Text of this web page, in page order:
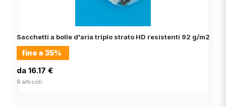
Sacchetti a bolle d'aria triplo strato HD resistenti 92 g/m2
fino a 35%
da 16.17 €
6 articoli.